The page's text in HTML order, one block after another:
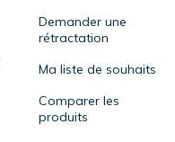
Demander une
rétractation
Ma liste de souhaits
Comparer les
produits